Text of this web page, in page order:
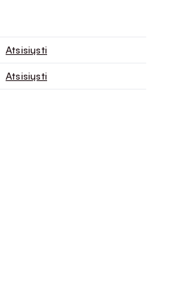
Atsisiųsti
Atsisiųsti